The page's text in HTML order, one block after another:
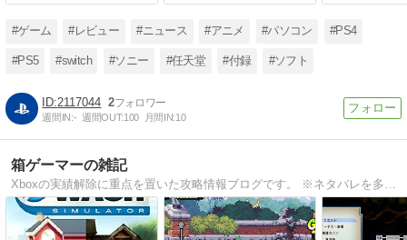
#ゲーム #レビュー #ニュース #アニメ #パソコン #PS4
#PS5 #switch #ソニー #任天堂 #付録 #ソフト
2117044 2
週間IN:- 週間OUT:100 月間IN:10
箱ゲーマーの雑記